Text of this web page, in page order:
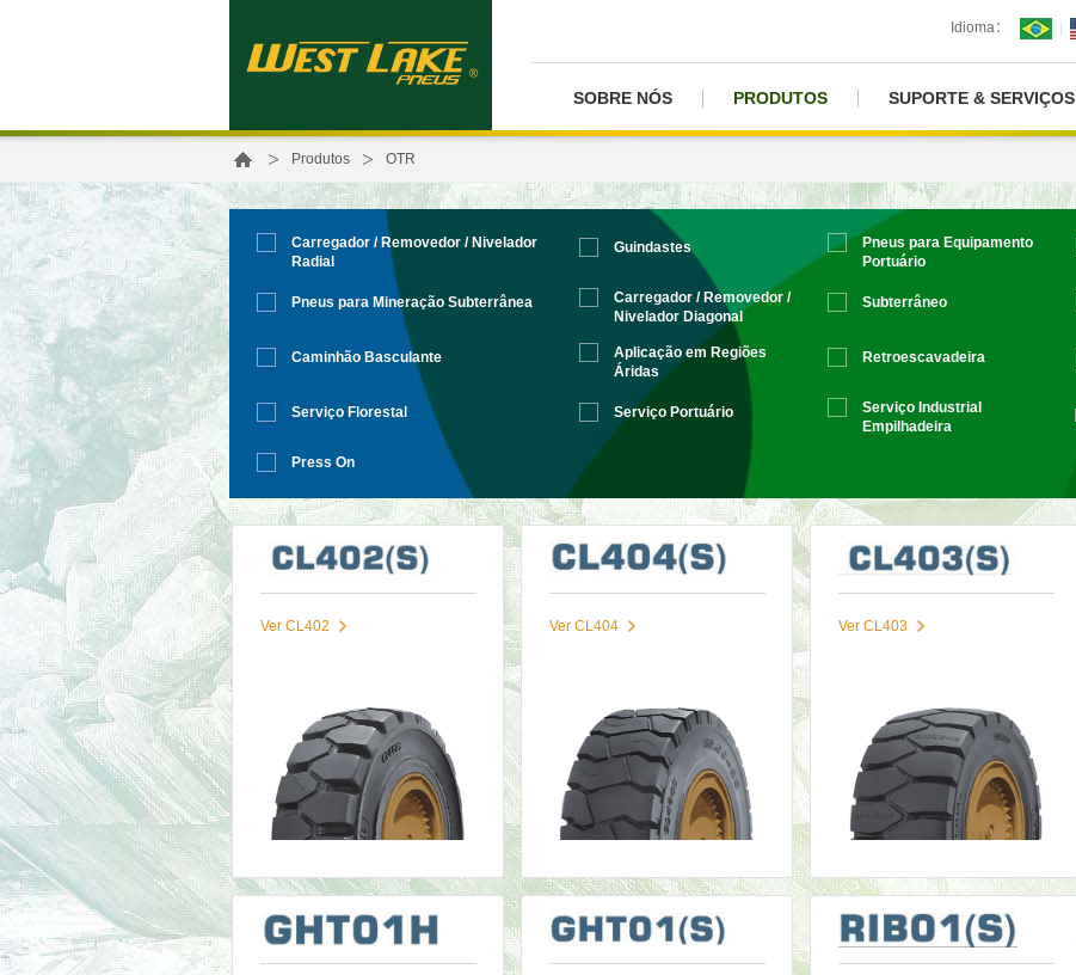
Idioma：
SOBRE NÓS PRODUTOS SUPORTE & SERVIÇOS
> Produtos > OTR
Carregador / Removedor / Nivelador
Radial
Guindastes
Pneus para Equipamento
Portuário
Pneus para Mineração Subterrânea
Carregador / Removedor /
Nivelador Diagonal
Subterrâneo
Caminhão Basculante
Aplicação em Regiões
Áridas
Retroescavadeira
Serviço Florestal Serviço Portuário
Serviço Industrial
Empilhadeira
Press On
Ver CL402 Ver CL404 Ver CL403